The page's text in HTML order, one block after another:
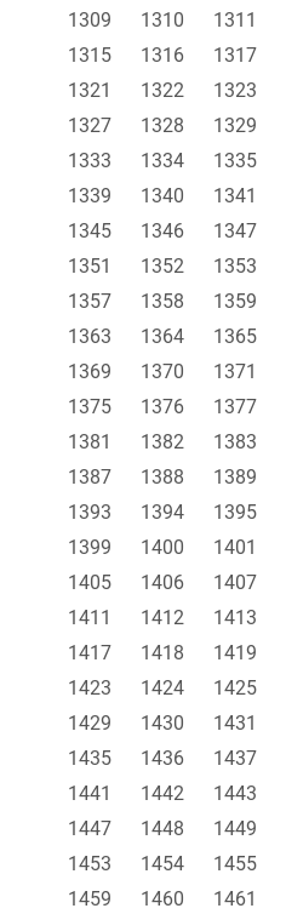
1309
1310 1311
1315
1316 1317
1321
1322 1323
1327
1328 1329
1333
1334 1335
1339
1340 1341
1345
1346 1347
1351
1352 1353
1357
1358 1359
1363
1364 1365
1369
1370 1371
1375
1376 1377
1381
1382 1383
1387
1388 1389
1393
1394 1395
1399
1400 1401
1405
1406 1407
1411
1412 1413
1417
1418 1419
1423
1424 1425
1429
1430 1431
1435
1436 1437
1441
1442 1443
1447
1448 1449
1453
1454 1455
1459
1460 1461